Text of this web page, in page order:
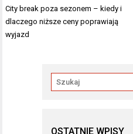
Nawigacja
wpisu
City break poza sezonem – kiedy i
dlaczego niższe ceny poprawiają
wyjazd
OSTATNIE WPISY